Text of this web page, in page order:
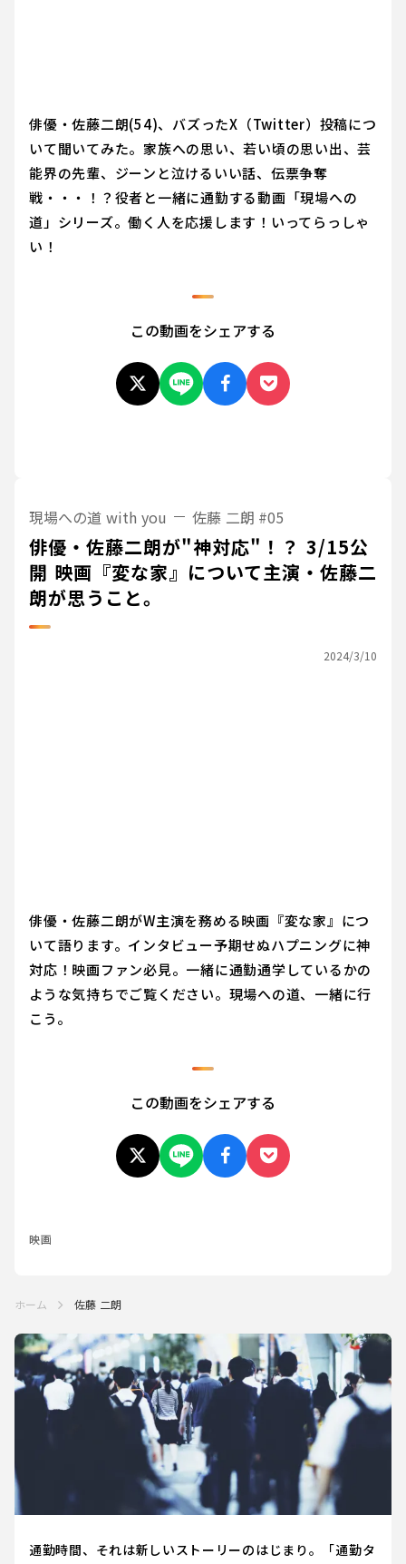
現場への道 with you 佐藤 二朗 #05
俳優・佐藤二朗が"神対応"！？ 3/15公
開 映画『変な家』について主演・佐藤二
朗が思うこと。
2024/3/10
俳優・佐藤二朗がW主演を務める映画『変な家』につ
いて語ります。インタビュー予期せぬハプニングに神
対応！映画ファン必見。一緒に通勤通学しているかの
ような気持ちでご覧ください。現場への道、一緒に行
こう。
この動画をシェアする
映画
俳優・佐藤二朗(54)、バズったX（Twitter）投稿につ
いて聞いてみた。家族への思い、若い頃の思い出、芸
能界の先輩、ジーンと泣けるいい話、伝票争奪
戦・・・！？役者と一緒に通勤する動画「現場への
道」シリーズ。働く人を応援します！いってらっしゃ
い！
この動画をシェアする
ホーム 佐藤 二朗
通勤時間、それは新しいストーリーのはじまり。「通勤タ